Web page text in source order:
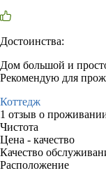
Достоинства:
Дом большой и
Рекомендую для
Коттедж
1 отзыв о
Чистота
Цена - качество
Качество
Расположение